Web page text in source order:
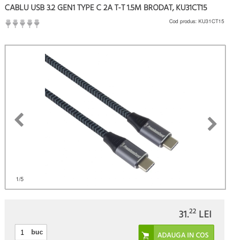
1/5
CABLU USB 3.2 GEN1 TYPE C 2A T-T 1.5M BRODAT, KU31CT15
Fii primul care scrie un review
Cod produs: KU31CT15
31.22 LEI
buc